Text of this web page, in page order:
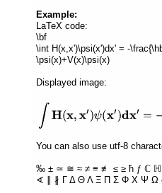
Example:
LaTeX code:
\bf
\int H(x,x')\psi(x')dx' = -
\psi(x)+V(x)\psi(x)
Displayed image:
You can also use utf-8
‰ ± ≃ ≅ ≈ ≠ ≡ ≢ ≤ ≥ ħ ƒ ℂ
∢ ∥ ∦ Γ Δ Θ Λ Ξ Π Σ Φ Χ Ψ Ω